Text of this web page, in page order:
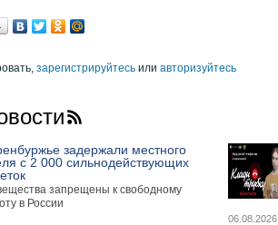
зарегистрируйтесь или авторизуйтесь
задержали местного
с 2 000 сильнодействующих
запрещены к свободному
в России
06.08.2026